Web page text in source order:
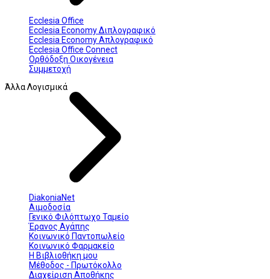
Ecclesia Office
Ecclesia Economy Διπλογραφικό
Ecclesia Economy Απλογραφικό
Ecclesia Office Connect
Ορθόδοξη Οικογένεια
Συμμετοχή
Άλλα Λογισμικά
DiakoniaNet
Αιμοδοσία
Γενικό Φιλόπτωχο Ταμείο
Έρανος Αγάπης
Κοινωνικό Παντοπωλείο
Κοινωνικό Φαρμακείο
Η Βιβλιοθήκη μου
Μέθοδος - Πρωτόκολλο
Διαχείριση Αποθήκης